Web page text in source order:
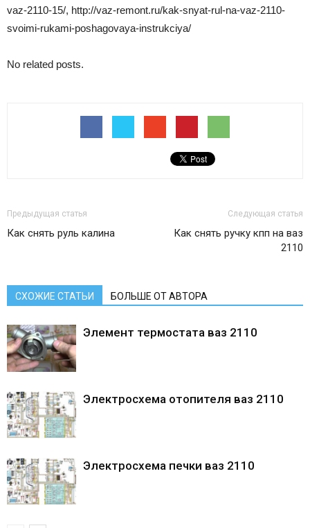
vaz-2110-15/, http://vaz-remont.ru/kak-snyat-rul-na-vaz-2110-
svoimi-rukami-poshagovaya-instrukciya/
No related posts.
Предыдущая статья
Как снять руль калина
Следующая статья
Как снять ручку кпп на ваз
2110
СХОЖИЕ СТАТЬИ БОЛЬШЕ ОТ АВТОРА
Элемент термостата ваз 2110
Электросхема отопителя ваз 2110
Электросхема печки ваз 2110